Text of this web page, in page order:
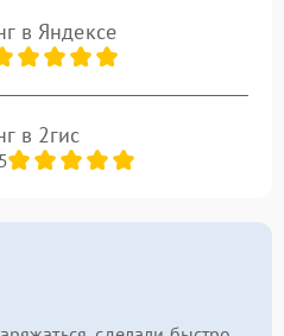
в Яндексе
в 2гис